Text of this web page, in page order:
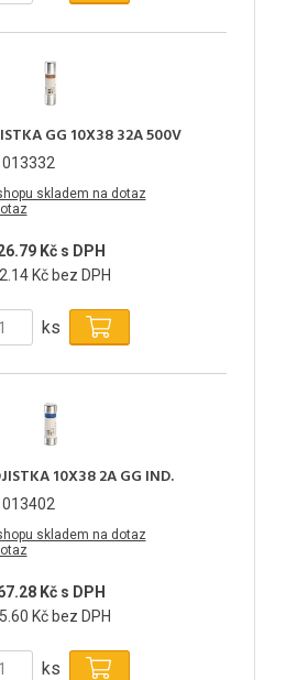
GG 10X38 32A 500V
013332
skladem na dotaz
Kč s DPH
Kč bez DPH
ks
10X38 2A GG IND.
013402
skladem na dotaz
Kč s DPH
Kč bez DPH
ks